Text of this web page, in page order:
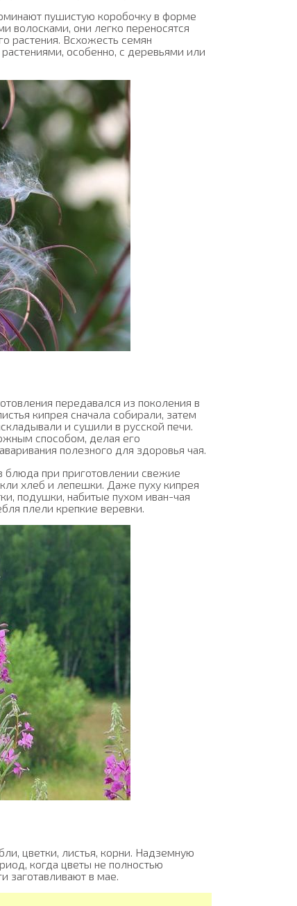
пушистую коробочку в форме
волосками, они легко переносятся
растения. Всхожесть семян
особенно, с деревьями или
передавался из поколения в
кипрея сначала собирали, затем
и сушили в русской печи.
способом, делая его
полезного для здоровья чая.
блюда при приготовлении свежие
хлеб и лепешки. Даже пуху кипрея
подушки, набитые пухом иван-чая
плели крепкие веревки.
цветки, листья, корни. Надземную
когда цветы не полностью
заготавливают в мае.